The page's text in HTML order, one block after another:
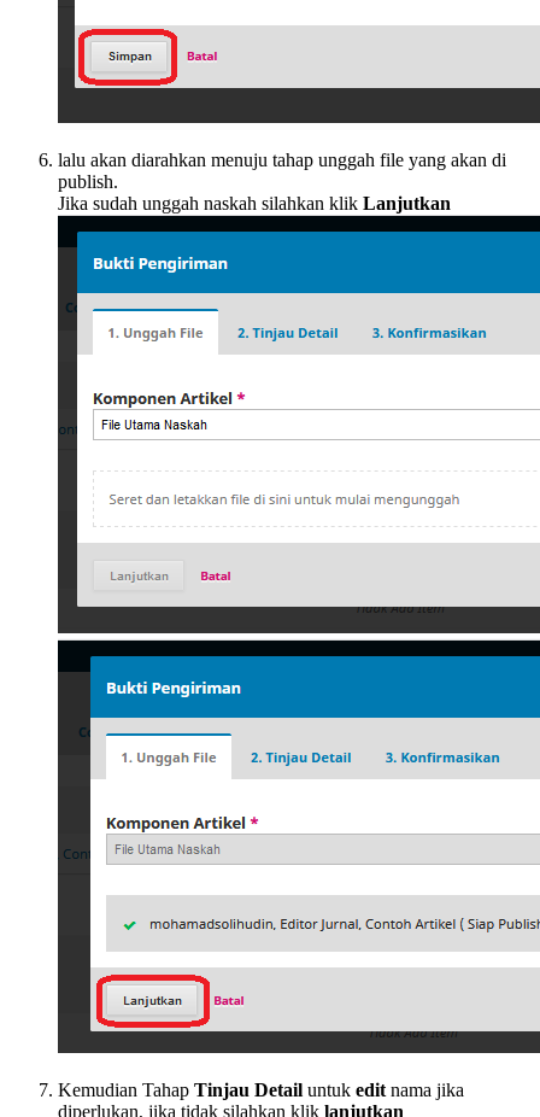
lalu akan diarahkan menuju tahap unggah file yang akan di
publish.
Jika sudah unggah naskah silahkan klik Lanjutkan
Kemudian Tahap Tinjau Detail untuk edit nama jika
diperlukan, jika tidak silahkan klik lanjutkan